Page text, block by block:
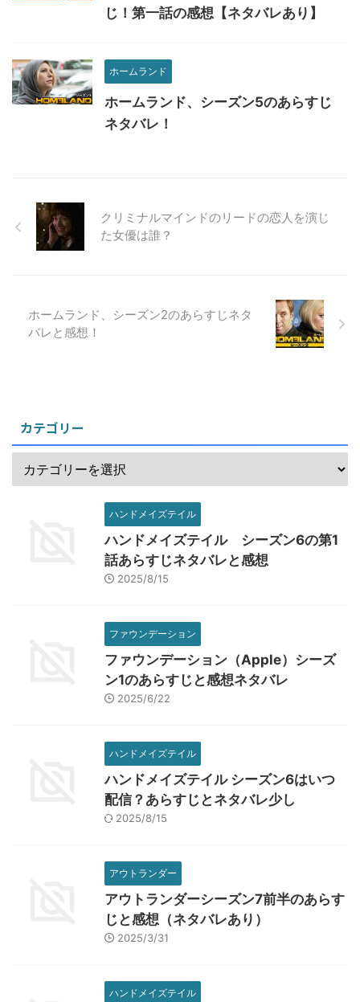
じ！第一話の感想【ネタバレあり】
ホームランド
ホームランド、シーズン5のあらすじ
ネタバレ！
クリミナルマインドのリードの恋人を演じ
た女優は誰？
ホームランド、シーズン2のあらすじネタ
バレと感想！
カテゴリー
ハンドメイズテイル
ハンドメイズテイル シーズン6の第1
話あらすじネタバレと感想
2025/8/15
ファウンデーション
ファウンデーション（Apple）シーズ
ン1のあらすじと感想ネタバレ
2025/6/22
ハンドメイズテイル
ハンドメイズテイル シーズン6はいつ
配信？あらすじとネタバレ少し
2025/8/15
アウトランダー
アウトランダーシーズン7前半のあらす
じと感想（ネタバレあり）
2025/3/31
ハンドメイズテイル